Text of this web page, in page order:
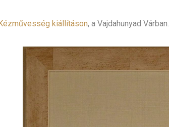
kiállításon, a Vajdahunyad Várban.